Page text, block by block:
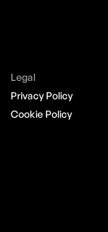
Legal
Privacy Policy
Cookie Policy